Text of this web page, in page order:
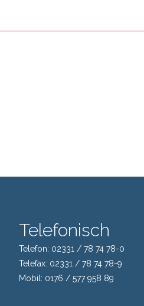
Telefonisch
Telefon: 02331 / 78 74 78-0
Telefax: 02331 / 78 74 78-9
Mobil: 0176 / 577 958 89